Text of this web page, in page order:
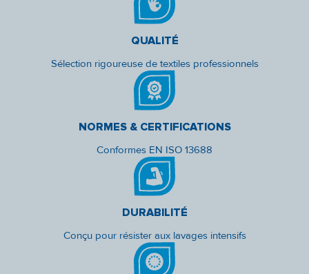
QUALITÉ
Sélection rigoureuse de textiles professionnels
NORMES & CERTIFICATIONS
Conformes EN ISO 13688
DURABILITÉ
Conçu pour résister aux lavages intensifs